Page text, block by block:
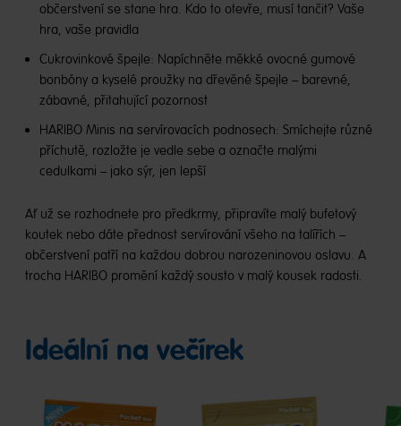
občerstvení se stane hra. Kdo to otevře, musí tančit? Vaše
hra, vaše pravidla
Cukrovinkové špejle: Napíchněte měkké ovocné gumové
bonbóny a kyselé proužky na dřevěné špejle – barevné,
zábavné, přitahující pozornost
HARIBO Minis na servírovacích podnosech: Smíchejte různé
příchutě, rozložte je vedle sebe a označte malými
cedulkami – jako sýr, jen lepší
Ať už se rozhodnete pro předkrmy, připravíte malý bufetový
koutek nebo dáte přednost servírování všeho na talířích –
občerstvení patří na každou dobrou narozeninovou oslavu. A
trocha HARIBO promění každý sousto v malý kousek radosti.
Ideální na večírek